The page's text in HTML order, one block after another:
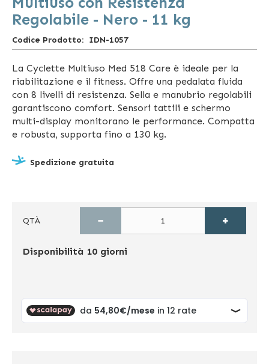
Regolabile - Nero - 11 kg
Codice Prodotto IDN-1057
La Cyclette Multiuso Med 518 Care è ideale per la
riabilitazione e il fitness. Offre una pedalata fluida
con 8 livelli di resistenza. Sella e manubrio regolabili
garantiscono comfort. Sensori tattili e schermo
multi-display monitorano le performance. Compatta
e robusta, supporta fino a 130 kg.
Spedizione gratuita
QTÀ − +
Disponibilità 10 giorni